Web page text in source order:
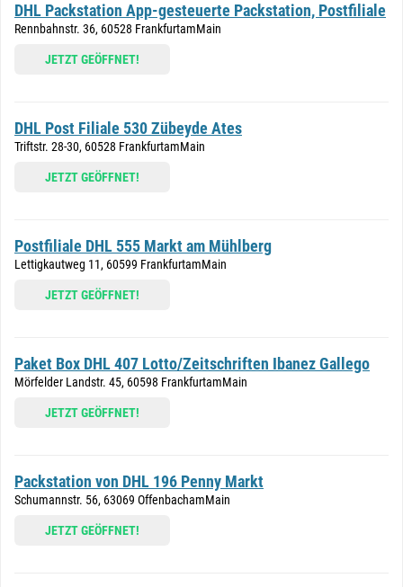
DHL Packstation App-gesteuerte Packstation, Postfiliale
Rennbahnstr. 36, 60528 FrankfurtamMain
JETZT GEÖFFNET!
DHL Post Filiale 530 Zübeyde Ates
Triftstr. 28-30, 60528 FrankfurtamMain
JETZT GEÖFFNET!
Postfiliale DHL 555 Markt am Mühlberg
Lettigkautweg 11, 60599 FrankfurtamMain
JETZT GEÖFFNET!
Paket Box DHL 407 Lotto/Zeitschriften Ibanez Gallego
Mörfelder Landstr. 45, 60598 FrankfurtamMain
JETZT GEÖFFNET!
Packstation von DHL 196 Penny Markt
Schumannstr. 56, 63069 OffenbachamMain
JETZT GEÖFFNET!